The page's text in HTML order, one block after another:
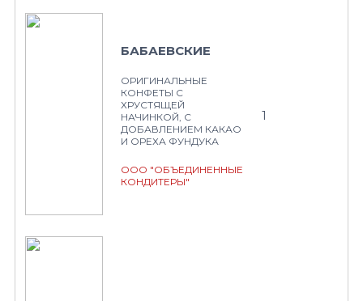
БАБАЕВСКИЕ
ОРИГИНАЛЬНЫЕ
КОНФЕТЫ С
ХРУСТЯЩЕЙ
НАЧИНКОЙ, С
ДОБАВЛЕНИЕМ КАКАО
И ОРЕХА ФУНДУКА
ООО "ОБЪЕДИНЕННЫЕ
КОНДИТЕРЫ"
1